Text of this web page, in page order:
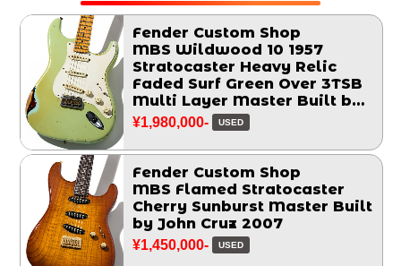
Fender Custom Shop
MBS Wildwood 10 1957
Stratocaster Heavy Relic
Faded Surf Green Over 3TSB
Multi Layer Master Built by
John Cruz 2014
¥1,980,000- USED
Fender Custom Shop
MBS Flamed Stratocaster
Cherry Sunburst Master Built
by John Cruz 2007
¥1,450,000- USED